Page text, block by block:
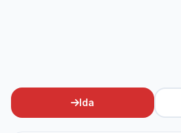
Ida